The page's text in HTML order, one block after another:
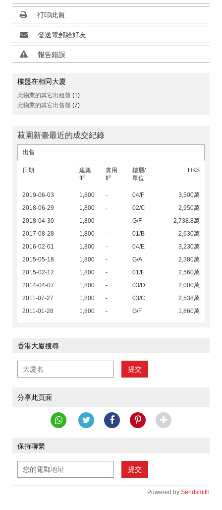
打印此頁
發送電郵給好友
報告錯誤
樓盤在相同大廈
此物業的其它出租盤 (1)
此物業的其它出售盤 (7)
菽園新臺最近的成交紀錄
出售
日期
建築
ft2
實用
ft2
樓層/
單位
HK$
2019-06-03 1,800 - 04/F
3,500萬
2018-06-29
1,800 - 02/C
2,950萬
2018-04-30
1,800 - G/F
2,738.8萬
2017-08-28
1,800 - 01/B
2,630萬
2016-02-01
1,800 - 04/E
3,230萬
2015-05-18
1,800 - G/A
2,380萬
2015-02-12
1,800 - 01/E
2,560萬
2014-04-07
1,800 - 03/D
2,000萬
2011-07-27
1,800 - 03/C
2,538萬
2011-01-28
1,800 - G/F 1,860萬
香港大廈搜尋
提交
分享此頁面
保持聯繫
提交
Powered by Sendsmith